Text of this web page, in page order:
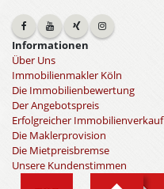
Informationen
Über Uns
Immobilienmakler Köln
Die Immobilienbewertung
Der Angebotspreis
Erfolgreicher Immobilienverkauf
Die Maklerprovision
Die Mietpreisbremse
Unsere Kundenstimmen